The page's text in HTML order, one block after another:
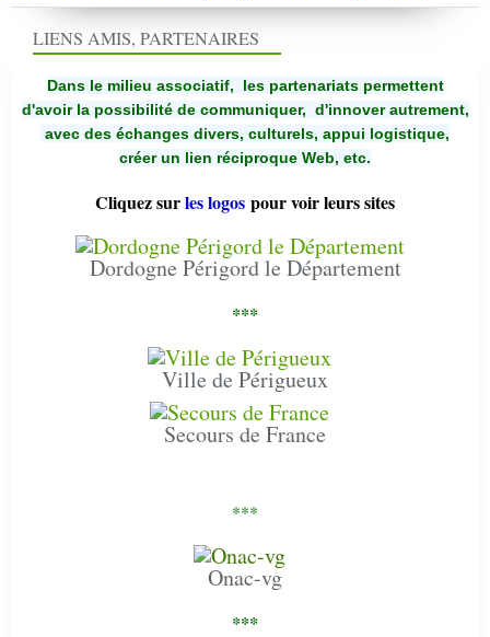
LIENS AMIS, PARTENAIRES
Dans le milieu associatif, les partenariats permettent
d'avoir la possibilité de communiquer, d'innover autrement,
avec des échanges divers, culturels, appui logistique,
créer un lien réciproque Web, etc.
Cliquez surles logos pour voir leurs sites
Dordogne Périgord le Département
***
Ville de Périgueux
Secours de France
***
Onac-vg
***